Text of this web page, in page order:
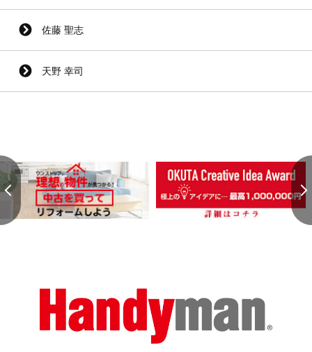
佐藤 聖志
天野 幸司